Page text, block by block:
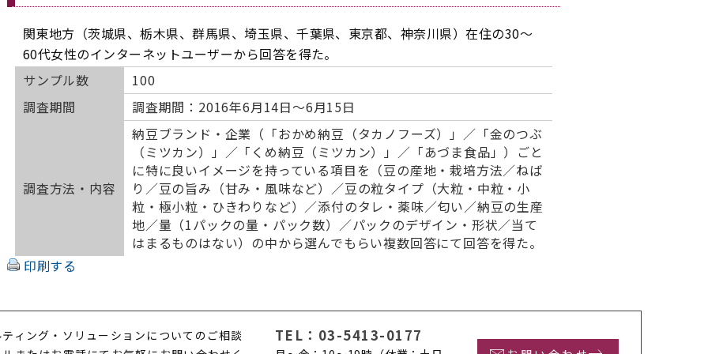
関東地方（茨城県、栃木県、群馬県、埼玉県、千葉県、東京都、神奈川県）在住の30～
60代女性のインターネットユーザーから回答を得た。
サンプル数
100
調査期間
調査期間：2016年6月14日～6月15日
調査方法・内容
納豆ブランド・企業（「おかめ納豆（タカノフーズ）」／「金のつぶ
（ミツカン）」／「くめ納豆（ミツカン）」／「あづま食品」）ごと
に特に良いイメージを持っている項目を（豆の産地・栽培方法／ねば
り／豆の旨み（甘み・風味など）／豆の粒タイプ（大粒・中粒・小
粒・極小粒・ひきわりなど）／添付のタレ・薬味／匂い／納豆の生産
地／量（1パックの量・パック数）／パックのデザイン・形状／当て
はまるものはない）の中から選んでもらい複数回答にて回答を得た。
印刷する
ィング・ソリューションについてのご相談
TEL： 03-5413-0177